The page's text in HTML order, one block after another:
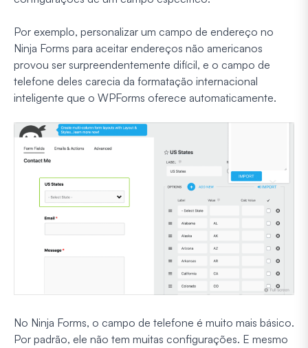
Por exemplo, personalizar um campo de endereço no
Ninja Forms para aceitar endereços não americanos
provou ser surpreendentemente difícil, e o campo de
telefone deles carecia da formatação internacional
inteligente que o WPForms oferece automaticamente.
No Ninja Forms, o campo de telefone é muito mais básico.
Por padrão, ele não tem muitas configurações. E mesmo